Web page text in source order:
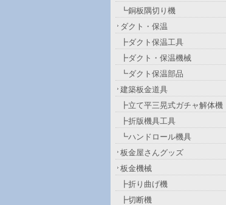
┗銅板隅切り機
ダクト・保温
┣ダクト保温工具
┣ダクト・保温機械
┗ダクト保温部品
建築板金道具
┣立て平三晃式ガチャ解体機
┣折版機具工具
┗ハンドロール機具
板金屋さんグッズ
板金機械
┣折り曲げ機
┣切断機